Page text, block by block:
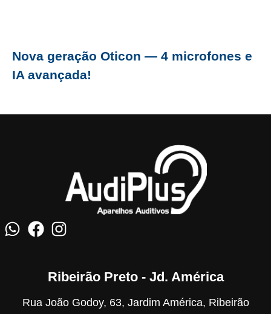
Nova geração Oticon — 4 microfones e
IA avançada!
Ribeirão Preto - Jd. América
Rua João Godoy, 63, Jardim América, Ribeirão